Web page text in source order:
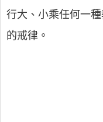
行大、小乘任何一
的戒律。